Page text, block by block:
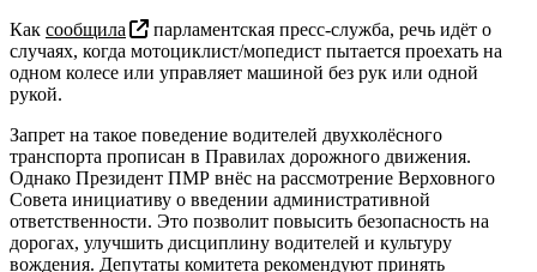
Как сообщила
парламентская пресс-служба, речь идёт о
случаях, когда мотоциклист/мопедист пытается проехать на
одном колесе или управляет машиной без рук или одной
рукой.
Запрет на такое поведение водителей двухколёсного
транспорта прописан в Правилах дорожного движения.
Однако Президент ПМР внёс на рассмотрение Верховного
Совета инициативу о введении административной
ответственности. Это позволит повысить безопасность на
дорогах, улучшить дисциплину водителей и культуру
вождения. Депутаты комитета рекомендуют принять